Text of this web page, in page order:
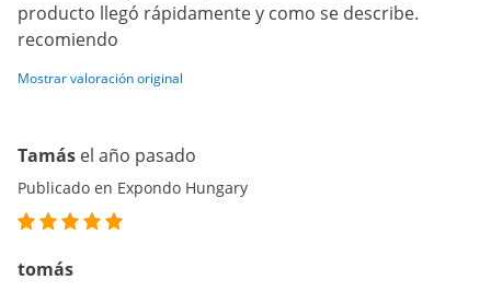
producto llegó rápidamente y como se describe.
recomiendo
Mostrar valoración original
Tamás el año pasado
Publicado en Expondo Hungary
tomás